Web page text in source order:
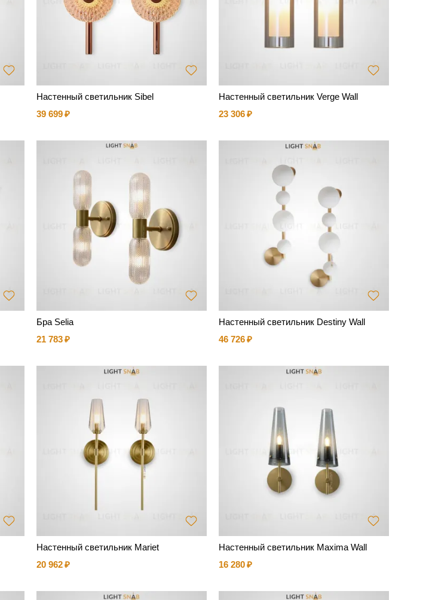
Настенный светильник Sibel
39 699
Настенный светильник Verge Wall
23 306
Бра Selia
21 783
Настенный светильник Destiny Wall
46 726
Настенный светильник Mariet
20 962
Настенный светильник Maxima Wall
16 280